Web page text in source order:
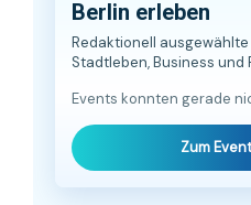
Berlin erleben
Redaktionell ausgewählte
Stadtleben, Business und
Events konnten gerade
Zum